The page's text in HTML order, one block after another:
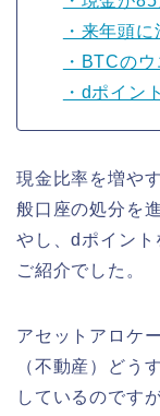
・来年頭
・BTCの
・dポイン
現金比率を増や
般口座の処分を
やし、dポイン
ご紹介でした。
アセットアロケ
（不動産）どう
しているのです